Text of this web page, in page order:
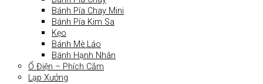
Bánh Pía Chay Mini
Bánh Pía Kim Sa
Kẹo
Bánh Mè Láo
Bánh Hạnh Nhân
Ổ Điện – Phích Cắm
Lạp Xưởng